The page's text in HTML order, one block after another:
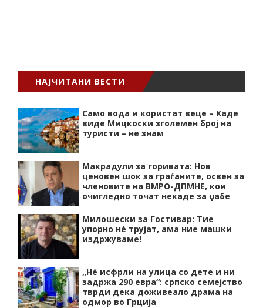
НАЈЧИТАНИ ВЕСТИ
Само вода и користат веце – Каде
виде Мицкоски зголемен број на
туристи – не знам
Макрадули за горивата: Нов
ценовен шок за граѓаните, освен за
членовите на ВМРО-ДПМНЕ, кои
очигледно точат некаде за џабе
Милошески за Гостивар: Тие
упорно нѐ трујат, ама ние машки
издржуваме!
„Нѐ исфрли на улица со дете и ни
задржа 290 евра“: српско семејство
тврди дека доживеало драма на
одмор во Грција